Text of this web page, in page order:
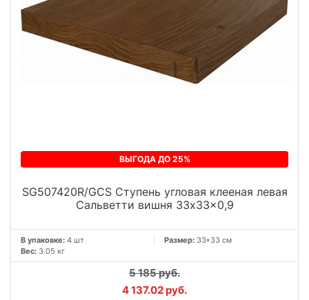
ВЫГОДА ДО 25%
SG507420R/GCS Ступень угловая клееная левая
Сальветти вишня 33x33x0,9
В упаковке: 4 шт Размер: 33*33 см
Вес: 3.05 кг
5 185 руб.
4 137.02 руб.